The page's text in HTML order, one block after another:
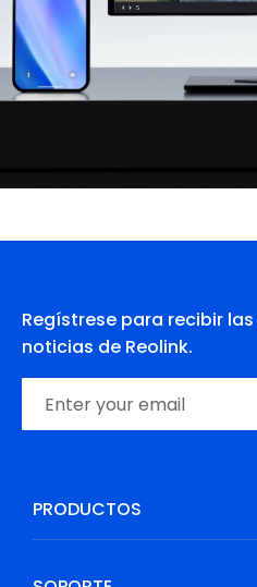
Regístrese para recibir
noticias de Reolink.
PRODUCTOS